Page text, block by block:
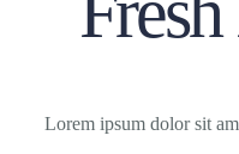
Lorem ipsum dolor sit